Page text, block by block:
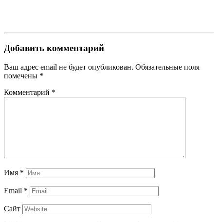
Добавить комментарий
Ваш адрес email не будет опубликован. Обязательные поля
помечены *
Комментарий *
Имя *
Email *
Сайт